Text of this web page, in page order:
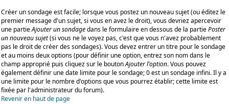
Créer un sondage est facile; lorsque vous postez un nouveau sujet (ou éditez le
premier message d'un sujet, si vous en avez le droit), vous devriez apercevoir
une partieAjouter un sondagedans le formulaire en dessous de la partiePoster
un nouveau sujet(si vous ne le voyez pas, c'est que vous n'avez probablement
pas le droit de créer des sondages). Vous devez entrer un titre pour le sondage
et au moins deux options (pour définir une option, entrez son nom dans le
champ approprié puis cliquez sur le boutonAjouter l'option. Vous pouvez
également définir une date limite pour le sondage; 0 est un sondage infini. Il y a
une limite pour le nombre d'options que vous pourrez établir; cette limite est
fixée par l'administrateur du forum).
Revenir en haut de page